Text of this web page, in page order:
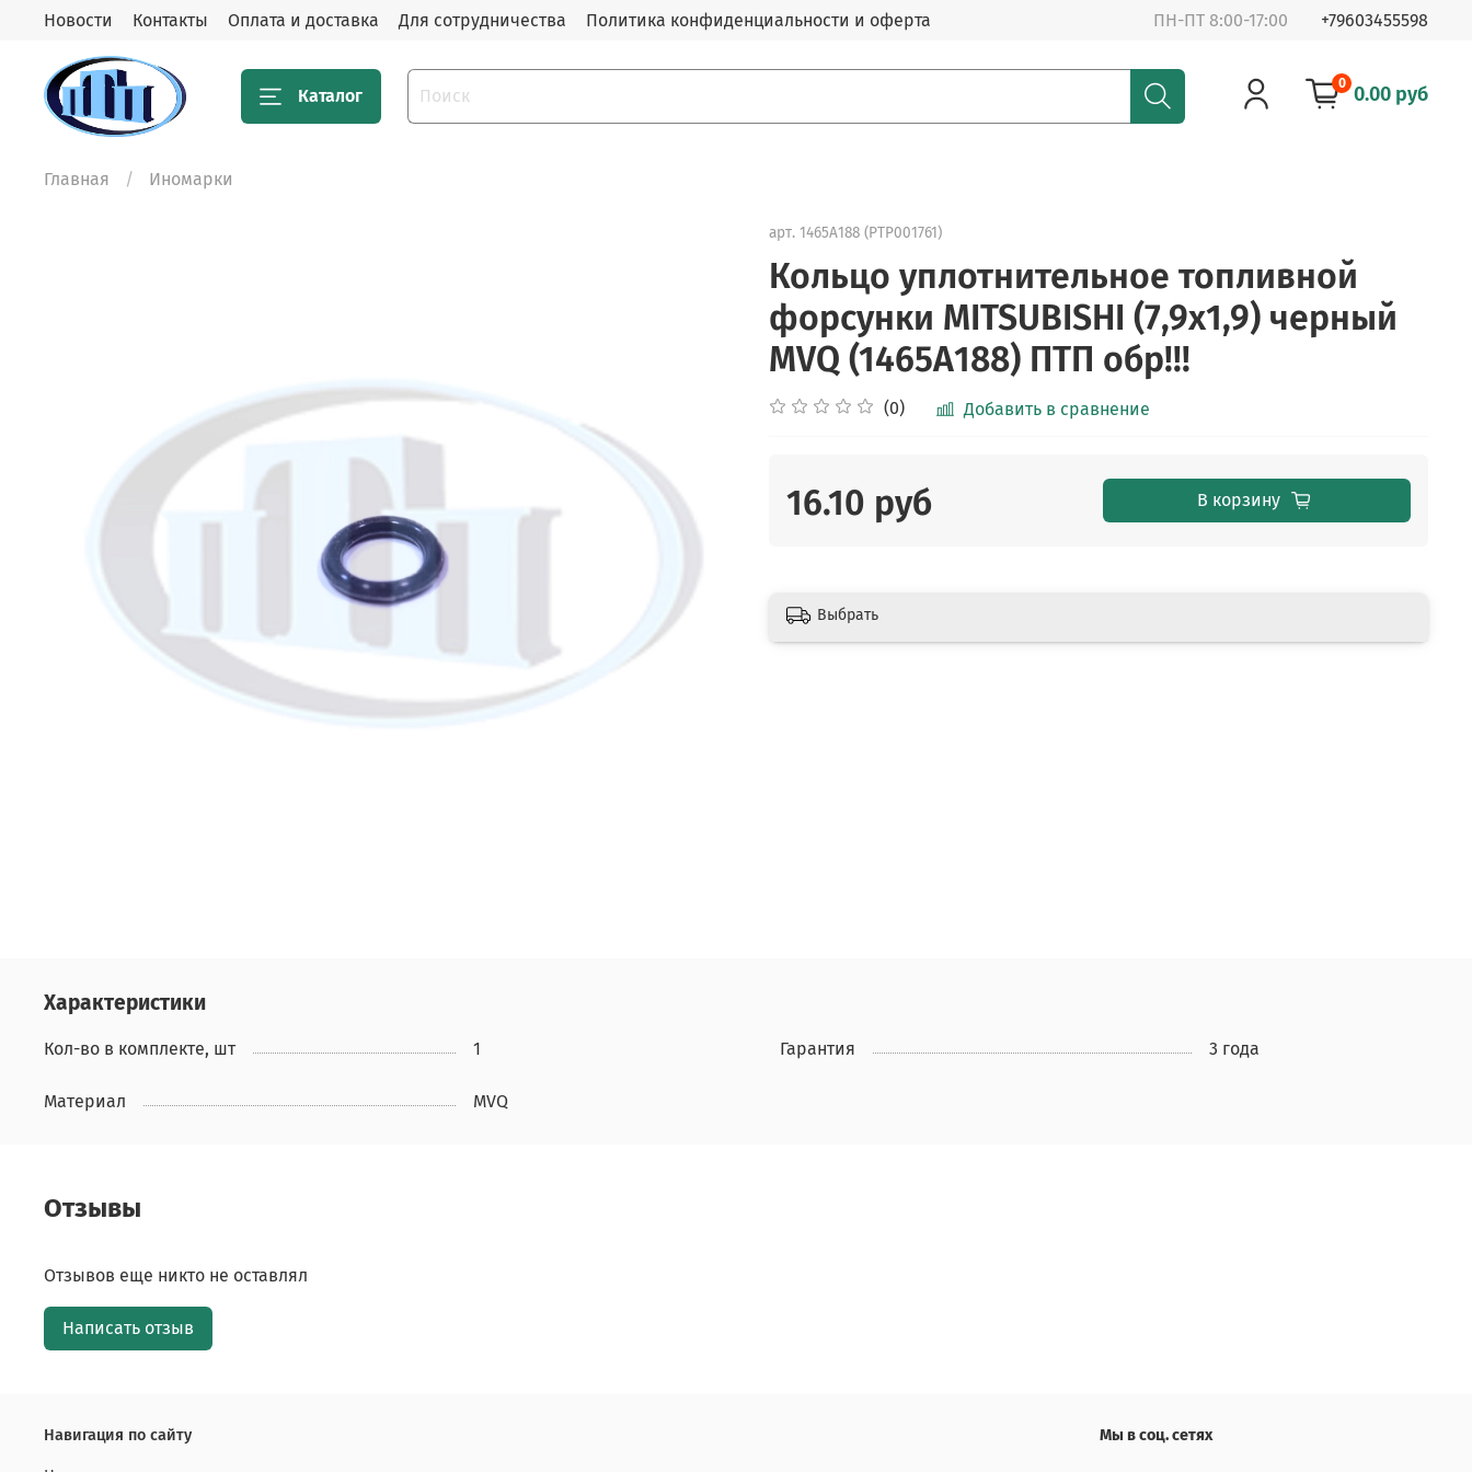
Новости Контакты Оплата и доставка Для сотрудничества Политика конфиденциальности и оферта ПН-ПТ 8:00-17:00 +79603455598
Каталог
0 0.00 руб
Главная Иномарки
арт. 1465А188 (PTP001761)
Кольцо уплотнительное топливной
форсунки MITSUBISHI (7,9х1,9) черный
MVQ (1465А188) ПТП обр!!!
(0) Добавить в сравнение
16.10 руб В корзину
Выбрать
Характеристики
Кол-во в комплекте, шт 1 Гарантия 3 года
Материал MVQ
Отзывы
Отзывов еще никто не оставлял
Написать отзыв
Навигация по сайту Мы в соц. сетях